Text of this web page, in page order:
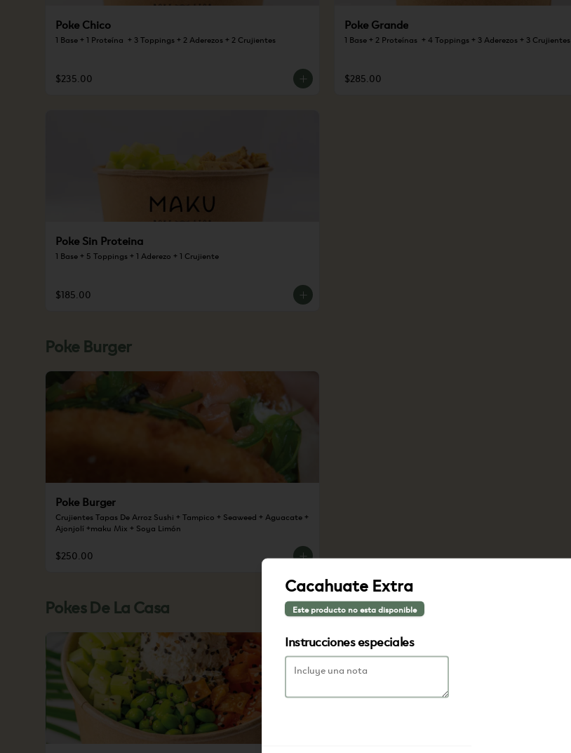
Poke Chico
1 Base + 1 Proteína  + 3 Toppings + 2 Aderezos + 2 Crujientes
$235.00
Poke Grande
1 Base + 2 Proteínas  + 4 Toppings + 3 Aderezos + 3 Crujientes
$285.00
Poke Sin Proteina
1 Base + 5 Toppings + 1 Aderezo + 1 Crujiente
$185.00
Poke Burger
Poke Burger
Crujientes Tapas De Arroz Sushi + Tampico + Seaweed + Aguacate +
Ajonjolí +maku Mix + Soya Limón
$250.00
Pokes De La Casa
Cacahuate Extra
Este producto no esta disponible
Instrucciones especiales